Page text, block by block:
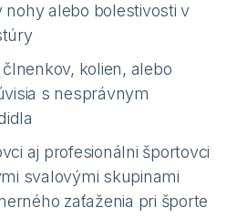
nohy alebo bolestivosti v
kolien, alebo
s nesprávnym
aj profesionálni športovci
svalovými skupinami
zaťaženia pri športe